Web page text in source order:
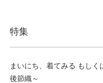
特集
まいにち、着てみる もし
後節織～